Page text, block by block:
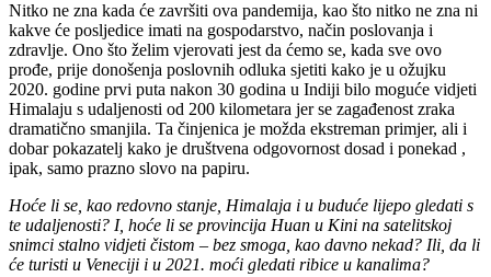
Nitko ne zna kada će završiti ova pandemija, kao što nitko ne zna ni
kakve će posljedice imati na gospodarstvo, način poslovanja i
zdravlje. Ono što želim vjerovati jest da ćemo se, kada sve ovo
prođe, prije donošenja poslovnih odluka sjetiti kako je u ožujku
2020. godine prvi puta nakon 30 godina u Indiji bilo moguće vidjeti
Himalaju s udaljenosti od 200 kilometara jer se zagađenost zraka
dramatično smanjila. Ta činjenica je možda ekstreman primjer, ali i
dobar pokazatelj kako je društvena odgovornost dosad i ponekad ,
ipak, samo prazno slovo na papiru.
Hoće li se, kao redovno stanje, Himalaja i u buduće lijepo gledati s
te udaljenosti? I, hoće li se provincija Huan u Kini na satelitskoj
snimci stalno vidjeti čistom – bez smoga, kao davno nekad? Ili, da li
će turisti u Veneciji i u 2021. moći gledati ribice u kanalima?